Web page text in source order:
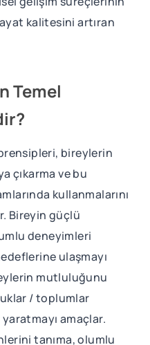
kalitesini artıran
Temel
bireylerin
çıkarma ve bu
kullanmalarını
Bireyin güçlü
deneyimleri
ulaşmayı
mutluluğunu
/ toplumlar
amaçlar.
tanıma, olumlu